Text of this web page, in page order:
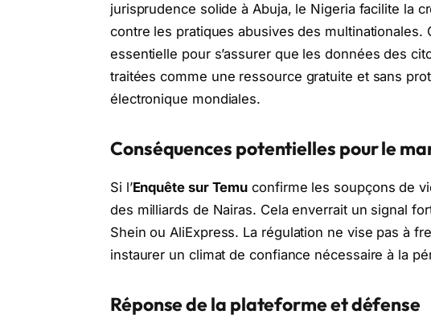
jurisprudence solide à Abuja, le Nigeria facilite la
contre les pratiques abusives des
essentielle pour s’assurer que les données des
traitées comme une ressource gratuite et sans
électronique mondiales.
Conséquences potentielles pour le
Si l’Enquête sur Temu confirme les soupçons de
des milliards de Nairas. Cela enverrait un signal
Shein ou AliExpress. La régulation ne vise pas à
instaurer un climat de confiance nécessaire à la
Réponse de la plateforme et défense